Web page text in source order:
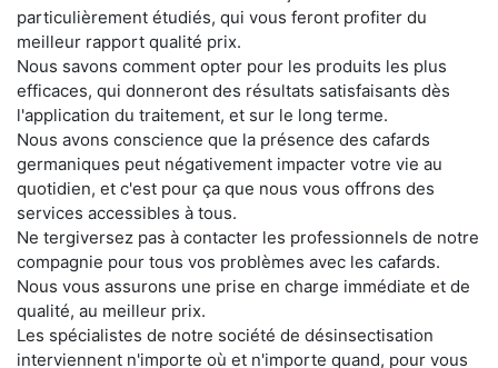
particulièrement étudiés, qui vous feront profiter du
meilleur rapport qualité prix.
Nous savons comment opter pour les produits les plus
efficaces, qui donneront des résultats satisfaisants dès
l'application du traitement, et sur le long terme.
Nous avons conscience que la présence des cafards
germaniques peut négativement impacter votre vie au
quotidien, et c'est pour ça que nous vous offrons des
services accessibles à tous.
Ne tergiversez pas à contacter les professionnels de notre
compagnie pour tous vos problèmes avec les cafards.
Nous vous assurons une prise en charge immédiate et de
qualité, au meilleur prix.
Les spécialistes de notre société de désinsectisation
interviennent n'importe où et n'importe quand, pour vous